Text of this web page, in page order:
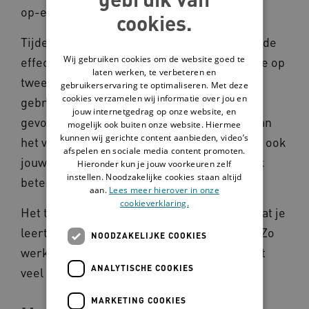
op-eenbegeleiding.
Tijdens het traject doen we onderzoek naar de
effectiviteit van de InnovatieRoute, waarbij je op
twee momenten een vragenlijst invult en je
gebruik van de route automatisch wordt
gevolgd. Met jouw input draag je actief bij aan
het verbeteren van de InnovatieRoute, zodat ook
jouw collega-projectleiders er in de praktijk
beter mee uit de voeten kunnen.
Het traject is praktisch en laagdrempelig: wat je
leert, pas je meteen toe in je eigen project. Zo
werk je stap voor stap verder, zonder dat het
veel extra tijd kost.
cookies.
Wij gebruiken cookies om de website goed te
laten werken, te verbeteren en
gebruikerservaring te optimaliseren. Met deze
cookies verzamelen wij informatie over jou en
jouw internetgedrag op onze website, en
mogelijk ook buiten onze website. Hiermee
kunnen wij gerichte content aanbieden, video’s
afspelen en sociale media content promoten.
Hieronder kun je jouw voorkeuren zelf
instellen. Noodzakelijke cookies staan altijd
aan. Lees meer hierover in onze
cookieverklaring.
NOODZAKELIJKE COOKIES
ANALYTISCHE COOKIES
MARKETING COOKIES